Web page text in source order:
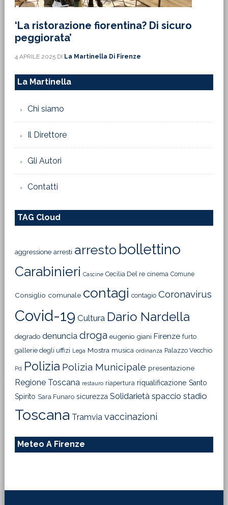
‘La ristorazione fiorentina? Di sicuro
peggiorata’
4 APRILE 2025DI La Martinella Di Firenze
La Martinella
Chi siamo
Il Direttore
Gli Autori
Contatti
TAG Cloud
aggressione arresti arresto bollettino
Carabinieri Cascine Cecilia Del re cinema Comune
Consiglio comunale contagi contagio Coronavirus
Covid-19 Cultura Dario Nardella
degrado denuncia droga eugenio giani Firenze furto
gallerie degli uffizi Lega Mostra musica ordinanza Palazzo Vecchio
Pd Polizia Polizia Municipale presentazione
Regione Toscana restauro riapertura riqualificazione Santo
Spirito Sara Funaro sicurezza Solidarietà spaccio stadio
Toscana Tramvia vaccinazioni
Meteo A Firenze